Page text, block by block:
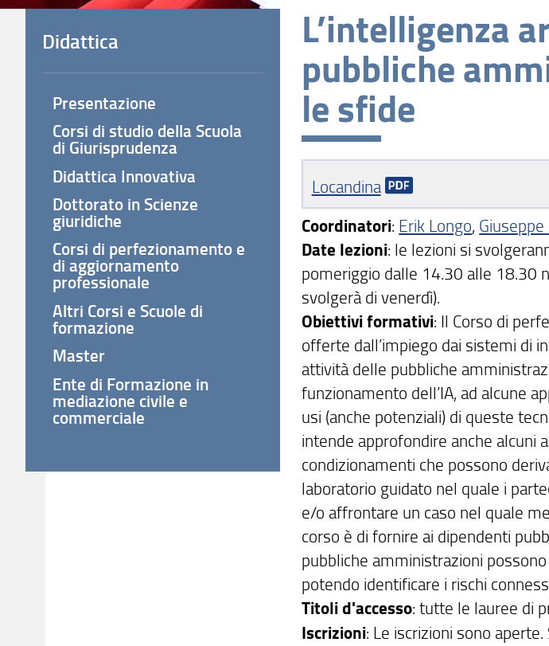
L’intelligenza
pubbliche
le sfide
Locandina
Coordinatori: Erik Longo,
Date lezioni: le lezioni si
pomeriggio dalle 14.30 alle 18.30
svolgerà di venerdì).
Obiettivi formativi: Il Corso di
offerte dall’impiego dai sistemi di
attività delle pubbliche
funzionamento dell’IA, ad alcune
usi (anche potenziali) di queste
intende approfondire anche alcuni
condizionamenti che possono
laboratorio guidato nel quale i
e/o affrontare un caso nel quale
corso è di fornire ai dipendenti
pubbliche amministrazioni
potendo identificare i rischi
Titoli d'accesso: tutte le lauree di
Iscrizioni: Le iscrizioni sono
Didattica
Presentazione
Corsi di studio della Scuola
di Giurisprudenza
Didattica Innovativa
Dottorato in Scienze
giuridiche
Corsi di perfezionamento e
di aggiornamento
professionale
Altri Corsi e Scuole di
formazione
Master
Ente di Formazione in
mediazione civile e
commerciale